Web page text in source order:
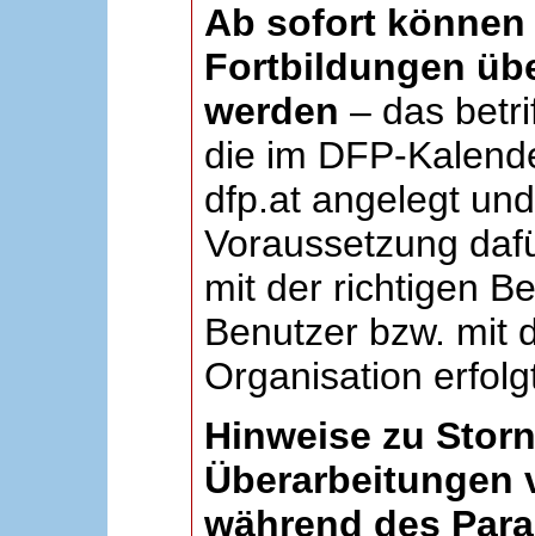
Ab sofort können
Fortbildungen
werden – das
die im DFP-
dfp.at angelegt
Voraussetzung
mit der richtigen
Benutzer bzw. mit
Organisation
Hinweise zu
Überarbeitungen
während des